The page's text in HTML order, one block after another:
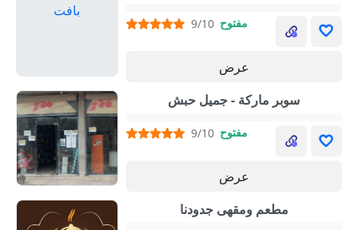
9/10 مفتوح
عرض
سوبر ماركة - جميل حبش
9/10 مفتوح
عرض
مطعم ومقهى جدودنا